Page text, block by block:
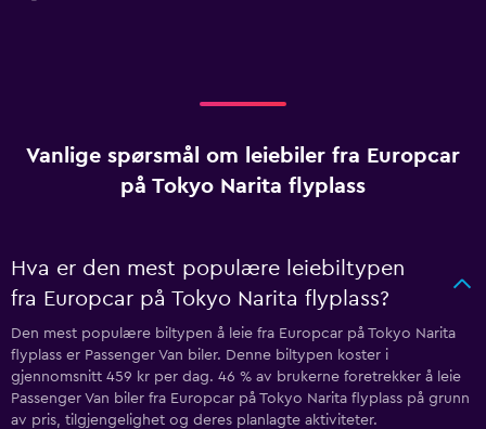
Vanlige spørsmål om leiebiler fra Europcar
på Tokyo Narita flyplass
Hva er den mest populære leiebiltypen
fra Europcar på Tokyo Narita flyplass?
Den mest populære biltypen å leie fra Europcar på Tokyo Narita
flyplass er Passenger Van biler. Denne biltypen koster i
gjennomsnitt 459 kr per dag. 46 % av brukerne foretrekker å leie
Passenger Van biler fra Europcar på Tokyo Narita flyplass på grunn
av pris, tilgjengelighet og deres planlagte aktiviteter.